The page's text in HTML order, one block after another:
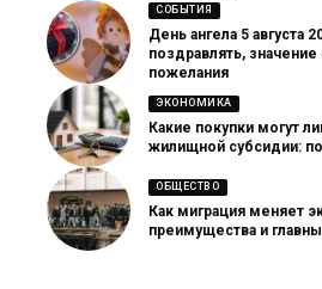
СОБЫТИЯ
День ангела 5 августа
поздравлять,
пожелания
ЭКОНОМИКА
Какие покупки могут
жилищной субсидии:
ОБЩЕСТВО
Как миграция меняет
преимущества и